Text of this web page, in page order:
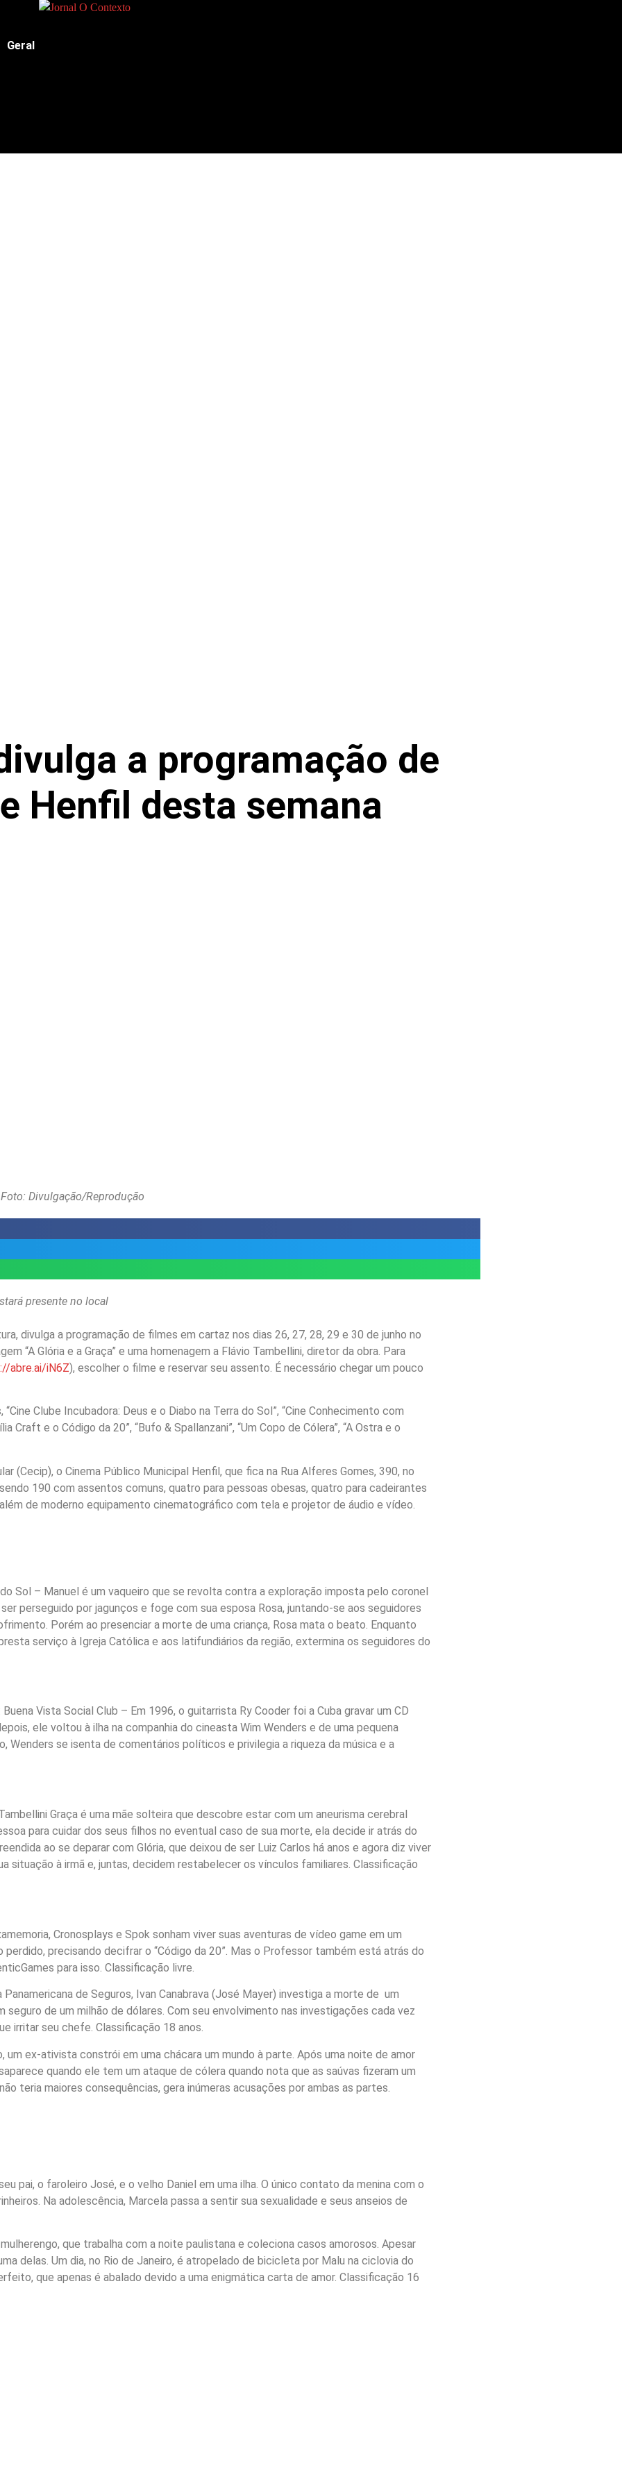
Geral
a programação de
Henfil desta semana
Foto: Divulgação/Reprodução
presente no local
divulga a programação de filmes em cartaz nos dias 26, 27, 28, 29 e 30 de junho no
“A Glória e a Graça” e uma homenagem a Flávio Tambellini, diretor da obra. Para
abre.ai/iN6Z), escolher o filme e reservar seu assento. É necessário chegar um pouco
Clube Incubadora: Deus e o Diabo na Terra do Sol”, “Cine Conhecimento com
Craft e o Código da 20”, “Bufo & Spallanzani”, “Um Copo de Cólera”, “A Ostra e o
(Cecip), o Cinema Público Municipal Henfil, que fica na Rua Alferes Gomes, 390, no
190 com assentos comuns, quatro para pessoas obesas, quatro para cadeirantes
de moderno equipamento cinematográfico com tela e projetor de áudio e vídeo.
Sol – Manuel é um vaqueiro que se revolta contra a exploração imposta pelo coronel
perseguido por jagunços e foge com sua esposa Rosa, juntando-se aos seguidores
Porém ao presenciar a morte de uma criança, Rosa mata o beato. Enquanto
serviço à Igreja Católica e aos latifundiários da região, extermina os seguidores do
Vista Social Club – Em 1996, o guitarrista Ry Cooder foi a Cuba gravar um CD
ele voltou à ilha na companhia do cineasta Wim Wenders e de uma pequena
Wenders se isenta de comentários políticos e privilegia a riqueza da música e a
Graça é uma mãe solteira que descobre estar com um aneurisma cerebral
para cuidar dos seus filhos no eventual caso de sua morte, ela decide ir atrás do
ao se deparar com Glória, que deixou de ser Luiz Carlos há anos e agora diz viver
situação à irmã e, juntas, decidem restabelecer os vínculos familiares. Classificação
Cronosplays e Spok sonham viver suas aventuras de vídeo game em um
perdido, precisando decifrar o “Código da 20”. Mas o Professor também está atrás do
para isso. Classificação livre.
de Seguros, Ivan Canabrava (José Mayer) investiga a morte de um
de um milhão de dólares. Com seu envolvimento nas investigações cada vez
irritar seu chefe. Classificação 18 anos.
um ex-ativista constrói em uma chácara um mundo à parte. Após uma noite de amor
quando ele tem um ataque de cólera quando nota que as saúvas fizeram um
teria maiores consequências, gera inúmeras acusações por ambas as partes.
pai, o faroleiro José, e o velho Daniel em uma ilha. O único contato da menina com o
Na adolescência, Marcela passa a sentir sua sexualidade e seus anseios de
que trabalha com a noite paulistana e coleciona casos amorosos. Apesar
delas. Um dia, no Rio de Janeiro, é atropelado de bicicleta por Malu na ciclovia do
que apenas é abalado devido a uma enigmática carta de amor. Classificação 16